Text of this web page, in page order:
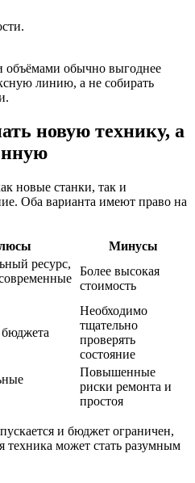
объёмами обычно выгоднее
линию, а не собирать
новую технику, а
новые станки, так и
Оба варианта имеют право на
Минусы
ресурс,
Более высокая
стоимость
Необходимо
тщательно
проверять
состояние
Повышенные
риски ремонта и
простоя
и бюджет ограничен,
техника может стать разумным